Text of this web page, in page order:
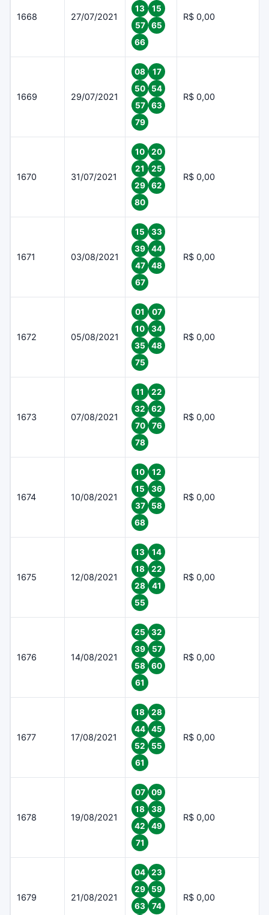
1668 27/07/2021
13
15
57
65
66
R$ 0,00
1669 29/07/2021
08
17
50
54
57
63
79
R$ 0,00
1670 31/07/2021
10
20
21
25
29
62
80
R$ 0,00
1671 03/08/2021
15
33
39
44
47
48
67
R$ 0,00
1672 05/08/2021
01
07
10
34
35
48
75
R$ 0,00
1673 07/08/2021
11
22
32
62
70
76
78
R$ 0,00
1674 10/08/2021
10
12
15
36
37
58
68
R$ 0,00
1675 12/08/2021
13
14
18
22
28
41
55
R$ 0,00
1676 14/08/2021
25
32
39
57
58
60
61
R$ 0,00
1677 17/08/2021
18
28
44
45
52
55
61
R$ 0,00
1678 19/08/2021
07
09
18
38
42
49
71
R$ 0,00
1679 21/08/2021
04
23
29
59
63
74
R$ 0,00